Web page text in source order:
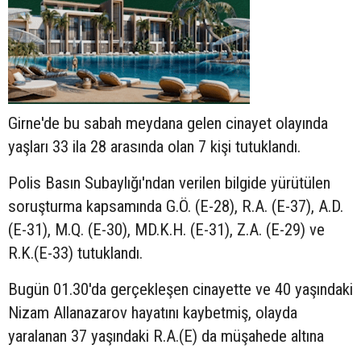
Girne'de bu sabah meydana gelen cinayet olayında
yaşları 33 ila 28 arasında olan 7 kişi tutuklandı.
Polis Basın Subaylığı'ndan verilen bilgide yürütülen
soruşturma kapsamında G.Ö. (E-28), R.A. (E-37), A.D.
(E-31), M.Q. (E-30), MD.K.H. (E-31), Z.A. (E-29) ve
R.K.(E-33) tutuklandı.
Bugün 01.30'da gerçekleşen cinayette ve 40 yaşındaki
Nizam Allanazarov hayatını kaybetmiş, olayda
yaralanan 37 yaşındaki R.A.(E) da müşahede altına